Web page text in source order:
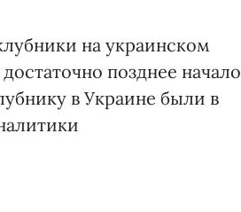
на украинском
позднее начало
в Украине были в